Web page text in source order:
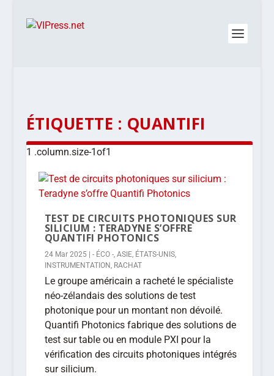
ÉTIQUETTE : QUANTIFI
TEST DE CIRCUITS PHOTONIQUES SUR
SILICIUM : TERADYNE S’OFFRE
QUANTIFI PHOTONICS
24 Mar 2025| - ÉCO -, ASIE, ÉTATS-UNIS,
INSTRUMENTATION, RACHAT
Le groupe américain a racheté le spécialiste
néo-zélandais des solutions de test
photonique pour un montant non dévoilé.
Quantifi Photonics fabrique des solutions de
test sur table ou en module PXI pour la
vérification des circuits photoniques intégrés
sur silicium.